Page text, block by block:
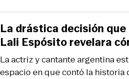
La actriz y cantante argentina
espacio en que contó la historia
La drástica decisión
Lali Espósito revelara